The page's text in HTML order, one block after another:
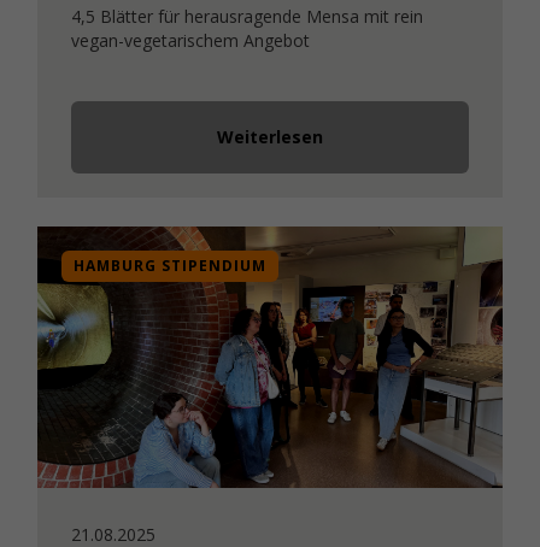
4,5 Blätter für herausragende Mensa mit rein
vegan-vegetarischem Angebot
Weiterlesen
HAMBURG STIPENDIUM
21.08.2025